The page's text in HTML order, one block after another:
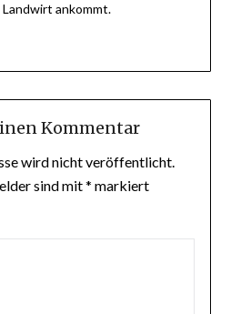
ankommt.
Kommentar
wird nicht veröffentlicht.
sind mit* markiert